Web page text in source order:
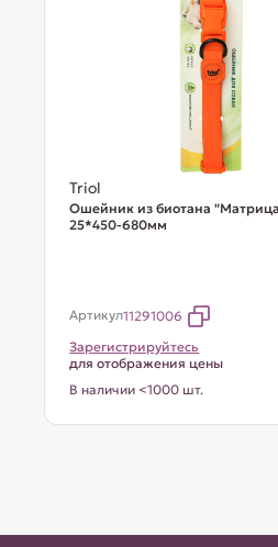
Triol
Ошейник из биотана
25*450-680мм
Артикул11291006
Зарегистрируйтесь
для отображения цены
В наличии <1000 шт.